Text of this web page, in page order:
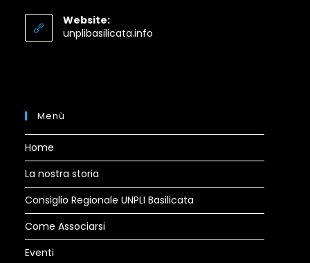
Website:
unplibasilicata.infoOpens
Menù
Home
La nostra storia
Consiglio Regionale UNPLI Basilicata
Come Associarsi
Eventi